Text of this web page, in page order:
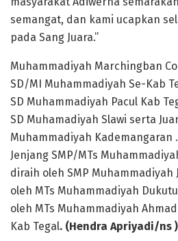
semangat, dan kami ucapkan
pada Sang Juara.”
Muhammadiyah Marchingban
SD/MI Muhammadiyah Se-Kab
SD Muhammadiyah Pacul Kab
SD Muhamadiyah Slawi serta
Muhammadiyah Kademangaran
Jenjang SMP/MTs
diraih oleh SMP Muhammadiyah
oleh MTs Muhammadiyah
oleh MTs Muhammadiyah
Kab Tegal. (Hendra Apriyadi/ns )